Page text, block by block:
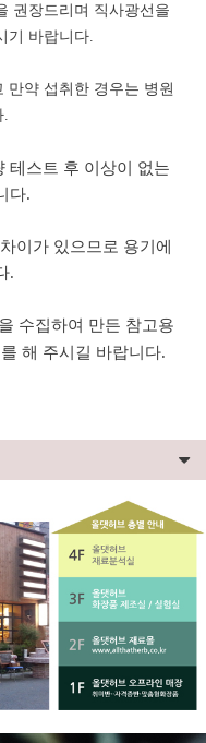
권장드리며 직사광선을
기 바랍니다.
만약 섭취한 경우는 병원
테스트 후 이상이 없는
다.
이가 있으므로 용기에
.
수집하여 만든 참고용
해 주시길 바랍니다.